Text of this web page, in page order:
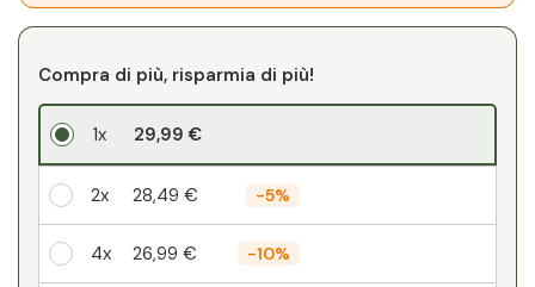
Compra di più, risparmia di più!
1x 29,99 €
2x 28,49 € -5%
4x 26,99 € -10%